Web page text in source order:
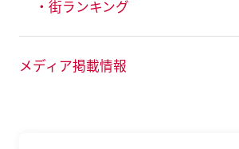
・街ランキング
メディア掲載情報